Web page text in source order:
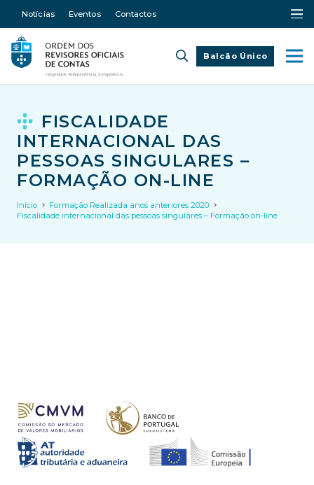
Notícias Eventos Contactos
Balcão Único
FISCALIDADE
INTERNACIONAL DAS
PESSOAS SINGULARES –
FORMAÇÃO ON-LINE
Início
Formação Realizada anos anteriores 2020
Fiscalidade internacional das pessoas singulares – Formação on-line